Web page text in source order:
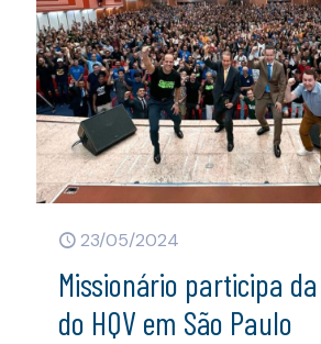
23/05/2024
Missionário participa
do HQV em São Paulo